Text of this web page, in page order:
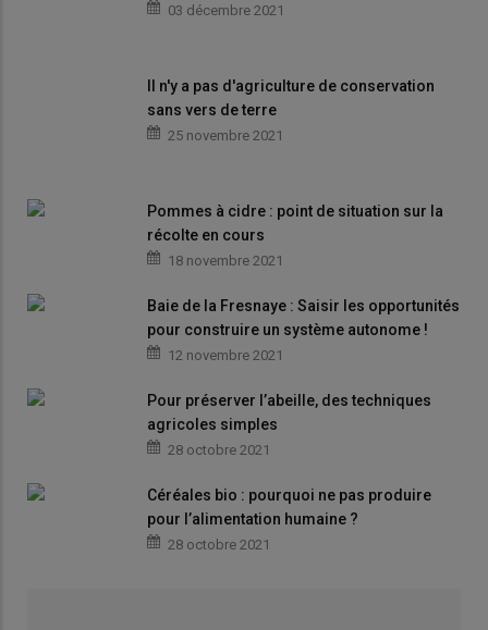
03 décembre 2021
Il n'y a pas d'agriculture de conservation
sans vers de terre
25 novembre 2021
Pommes à cidre : point de situation sur la
récolte en cours
18 novembre 2021
Baie de la Fresnaye : Saisir les opportunités
pour construire un système autonome !
12 novembre 2021
Pour préserver l’abeille, des techniques
agricoles simples
28 octobre 2021
Céréales bio : pourquoi ne pas produire
pour l’alimentation humaine ?
28 octobre 2021